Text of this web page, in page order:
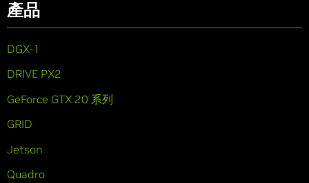
產品
DGX-1
DRIVE PX2
GeForce GTX 20 系列
GRID
Jetson
Quadro